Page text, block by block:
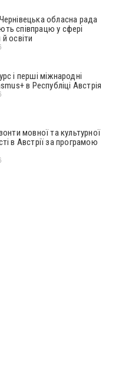
обласна рада
співпрацю у сфері
освіти
і перші міжнародні
в Республіці Австрія
мовної та культурної
в Австрії за програмою